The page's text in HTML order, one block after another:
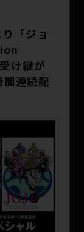
「ジョ
け継が
連続配